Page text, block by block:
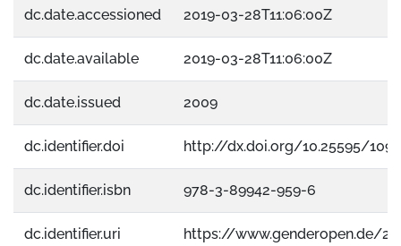
dc.date.accessioned 2019-03-28T11:06:00Z
dc.date.available 2019-03-28T11:06:00Z
dc.date.issued 2009
dc.identifier.doi http://dx.doi.org/10.25595/1091
dc.identifier.isbn 978-3-89942-959-6
dc.identifier.uri https://www.genderopen.de/